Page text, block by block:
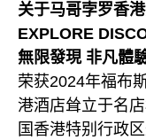
关于马哥孛罗香
EXPLORE
無限發現 非凡體
荣获2024年福布
港酒店耸立于名
国香港特别行政